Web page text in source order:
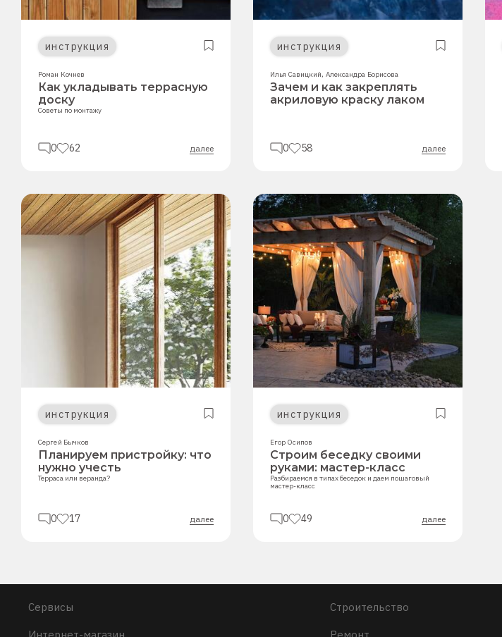
инструкция
Роман Кочнев
Как укладывать террасную
доску
Советы по монтажу
0 62 далее
инструкция
Илья Савицкий, Александра Борисова
Зачем и как закреплять
акриловую краску лаком
0 58 далее
инструкция
Сергей Бычков
Планируем пристройку: что
нужно учесть
Терраса или веранда?
0 17 далее
инструкция
Егор Осипов
Строим беседку своими
руками: мастер-класс
Разбираемся в типах беседок и даем пошаговый
мастер-класс
0 49 далее
Сервисы Строительство